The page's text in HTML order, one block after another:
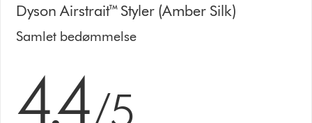
Dyson Airstrait™ Styler (Amber Silk)
Samlet bedømmelse
4.4/5